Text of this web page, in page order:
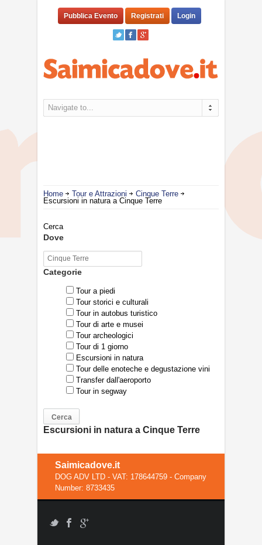
Pubblica Evento Registrati Login
Navigate to...
Home Tour e Attrazioni
Cinque Terre
Escursioni in natura a Cinque Terre
Cerca
Dove
Categorie
Tour a piedi
Tour storici e culturali
Tour in autobus turistico
Tour di arte e musei
Tour archeologici
Tour di 1 giorno
Escursioni in natura
Tour delle enoteche e degustazione vini
Transfer dall'aeroporto
Tour in segway
Escursioni in natura a Cinque Terre
Saimicadove.it
DOG ADV LTD - VAT: 178644759 - Company
Number: 8733435